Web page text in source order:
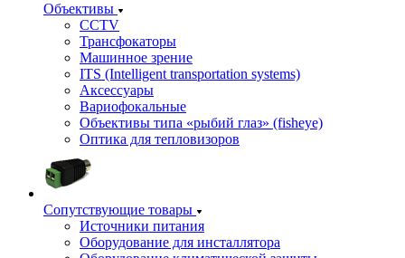
Объективы
CCTV
Трансфокаторы
Машинное зрение
ITS (Intelligent transportation systems)
Аксессуары
Вариофокальные
Объективы типа «рыбий глаз» (fisheye)
Оптика для тепловизоров
Сопутствующие товары
Источники питания
Оборудование для инсталлятора